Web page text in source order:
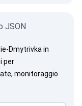
JSON
Dmytrivka in
per
monitoraggio